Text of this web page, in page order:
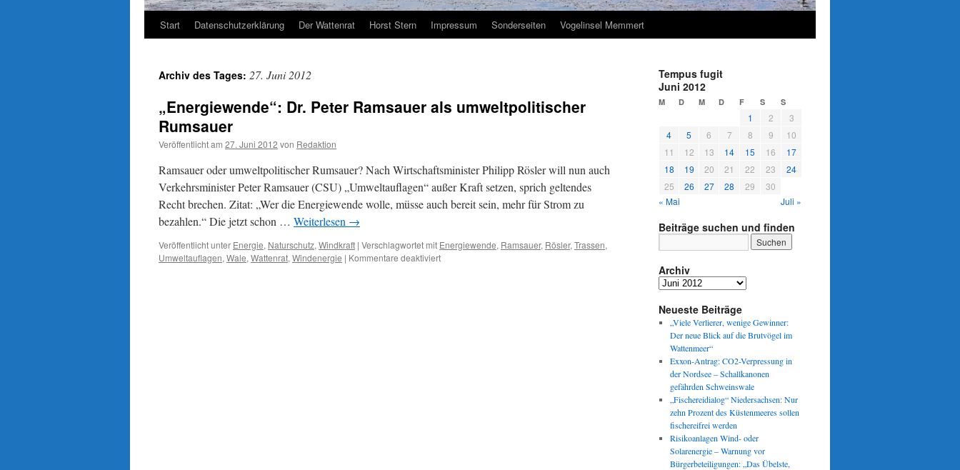
Start Datenschutzerklärung Der Wattenrat Horst Stern Impressum Sonderseiten Vogelinsel Memmert
Archiv des Tages: 27. Juni 2012
„Energiewende“: Dr. Peter Ramsauer als umweltpolitischer
Rumsauer
Veröffentlicht am 27. Juni 2012 von Redaktion
Ramsauer oder umweltpolitischer Rumsauer? Nach Wirtschaftsminister Philipp Rösler will nun auch
Verkehrsminister Peter Ramsauer (CSU) „Umweltauflagen“ außer Kraft setzen, sprich geltendes
Recht brechen. Zitat: „Wer die Energiewende wolle, müsse auch bereit sein, mehr für Strom zu
bezahlen.“ Die jetzt schon … Weiterlesen →
Veröffentlicht unter Energie, Naturschutz, Windkraft | Verschlagwortet mit Energiewende, Ramsauer, Rösler, Trassen,
Umweltauflagen, Wale, Wattenrat, Windenergie | Kommentare deaktiviertfür
Tempus fugit
Juni 2012
M D M D F S S
1 2
3
4
5 6 7 8 9
10
11
12 13 14 15 16
17
18
19 20 21 22 23
24
25
26 27 28 29
30
« Mai
Juli »
Beiträge suchen und finden
Archiv
Archiv
Neueste Beiträge
„Viele Verlierer, wenige Gewinner:
Der neue Blick auf die Brutvögel im
Wattenmeer“
Exxon-Antrag: CO2-Verpressung in
der Nordsee – Schallkanonen
gefährden Schweinswale
„Fischereidialog“ Niedersachsen: Nur
zehn Prozent des Küstenmeeres sollen
fischereifrei werden
Risikoanlagen Wind- oder
Solarenergie – Warnung vor
Bürgerbeteiligungen: „Das Übelste,